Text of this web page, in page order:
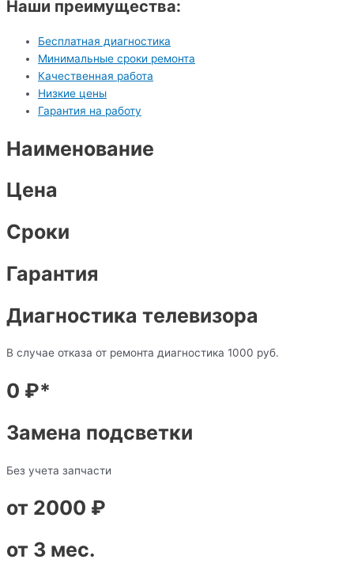
Наши преимущества:
Бесплатная диагностика
Минимальные сроки ремонта
Качественная работа
Низкие цены
Гарантия на работу
Наименование
Цена
Сроки
Гарантия
Диагностика телевизора
В случае отказа от ремонта диагностика 1000 руб.
0 ₽*
Замена подсветки
Без учета запчасти
от 2000 ₽
от 3 мес.